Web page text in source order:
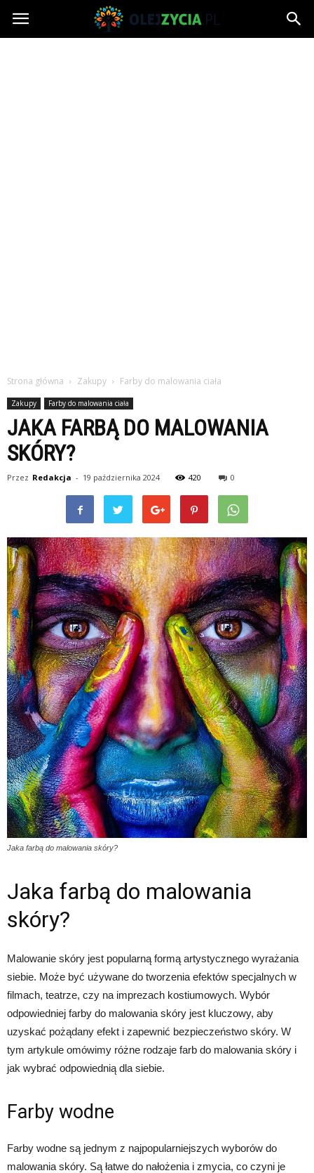
OlejZycia.pl
Strona główna Zakupy Farby do malowania ciała
Zakupy Farby do malowania ciała
JAKA FARBĄ DO MALOWANIA
SKÓRY?
Przez Redakcja - 19 października 2024 420 0
Jaka farbą do malowania skóry?
Jaka farbą do malowania
skóry?
Malowanie skóry jest popularną formą artystycznego wyrażania
siebie. Może być używane do tworzenia efektów specjalnych w
filmach, teatrze, czy na imprezach kostiumowych. Wybór
odpowiedniej farby do malowania skóry jest kluczowy, aby
uzyskać pożądany efekt i zapewnić bezpieczeństwo skóry. W
tym artykule omówimy różne rodzaje farb do malowania skóry i
jak wybrać odpowiednią dla siebie.
Farby wodne
Farby wodne są jednym z najpopularniejszych wyborów do
malowania skóry. Są łatwe do nałożenia i zmycia, co czyni je